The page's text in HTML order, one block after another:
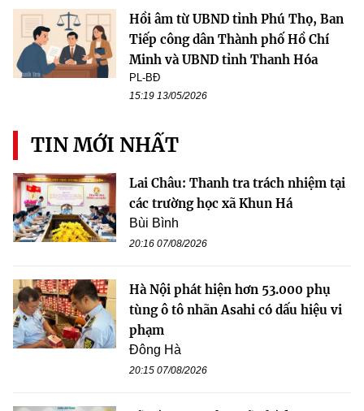
Hồi âm từ UBND tỉnh Phú Thọ, Ban
Tiếp công dân Thành phố Hồ Chí
Minh và UBND tỉnh Thanh Hóa
PL-BĐ
15:19 13/05/2026
TIN MỚI NHẤT
Lai Châu: Thanh tra trách nhiệm tại
các trường học xã Khun Há
Bùi Bình
20:16 07/08/2026
Hà Nội phát hiện hơn 53.000 phụ
tùng ô tô nhãn Asahi có dấu hiệu vi
phạm
Đông Hà
20:15 07/08/2026